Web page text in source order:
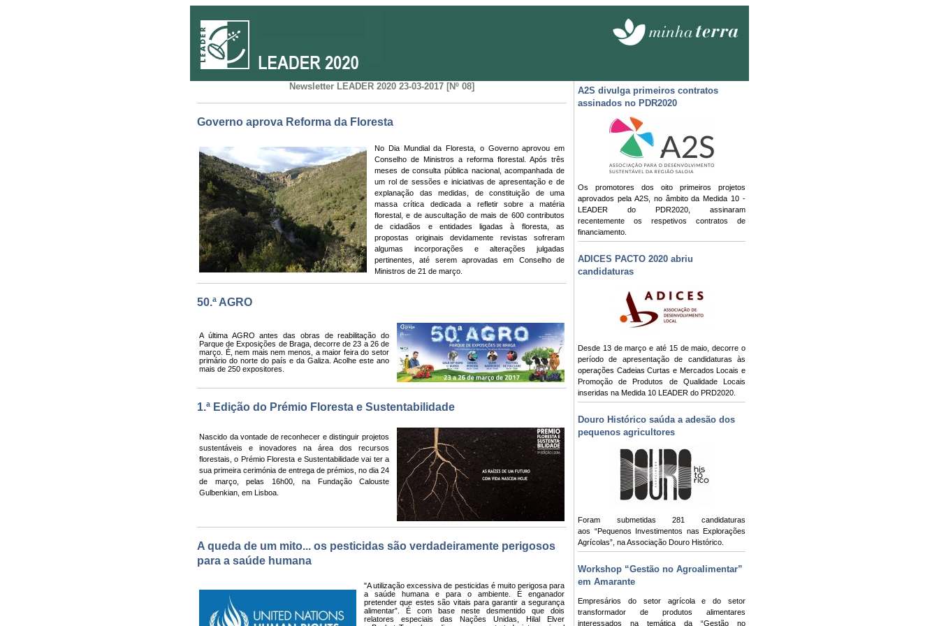
Newsletter LEADER 2020 23-03-2017 [Nº 08]
Governo aprova Reforma da Floresta
No Dia Mundial da Floresta, o Governo aprovou em
Conselho de Ministros a reforma florestal. Após três
meses de consulta pública nacional, acompanhada de
um rol de sessões e iniciativas de apresentação e de
explanação das medidas, de constituição de uma
massa crítica dedicada a refletir sobre a matéria
florestal, e de auscultação de mais de 600 contributos
de cidadãos e entidades ligadas à floresta, as
propostas originais devidamente revistas sofreram
algumas incorporações e alterações julgadas
pertinentes, até serem aprovadas em Conselho de
Ministros de 21 de março.
50.ª AGRO
A última AGRO antes das obras de reabilitação do
Parque de Exposições de Braga, decorre de 23 a 26 de
março. É, nem mais nem menos, a maior feira do setor
primário do norte do país e da Galiza. Acolhe este ano
mais de 250 expositores.
1.ª Edição do Prémio Floresta e Sustentabilidade
Nascido da vontade de reconhecer e distinguir projetos
sustentáveis e inovadores na área dos recursos
florestais, o Prémio Floresta e Sustentabilidade vai ter a
sua primeira cerimónia de entrega de prémios, no dia 24
de março, pelas 16h00, na Fundação Calouste
Gulbenkian, em Lisboa.
A queda de um mito... os pesticidas são verdadeiramente perigosos
para a saúde humana
"A utilização excessiva de pesticidas é muito perigosa para
a saúde humana e para o ambiente. É enganador
pretender que estes são vitais para garantir a segurança
alimentar”.
É com base neste desmentido que dois
relatores especiais das Nações Unidas,
Hilal Elver
A2S divulga primeiros contratos
assinados no PDR2020
Os promotores dos oito primeiros projetos
aprovados pela A2S, no âmbito da Medida 10 -
LEADER do PDR2020, assinaram
recentemente os respetivos contratos de
financiamento.
ADICES PACTO 2020 abriu
candidaturas
Desde 13 de março e até 15 de maio, decorre o
período de apresentação de candidaturas às
operações Cadeias Curtas e Mercados Locais e
Promoção de Produtos de Qualidade Locais
inseridas na Medida 10 LEADER do PRD2020.
Douro Histórico saúda a adesão dos
pequenos agricultores
Foram submetidas 281 candidaturas
aos “Pequenos Investimentos nas Explorações
Agrícolas”, na Associação Douro Histórico.
Workshop “Gestão no Agroalimentar”
em Amarante
Empresários do setor agrícola e do setor
transformador de produtos alimentares
interessados na temática da “Gestão no